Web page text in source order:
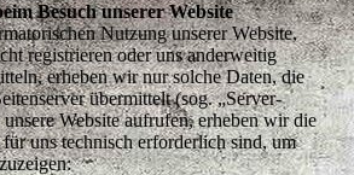
Besuch unserer Website
Nutzung unserer Website,
registrieren oder uns anderweitig
erheben wir nur solche Daten, die
übermittelt (sog. „Server-
Website aufrufen, erheben wir die
uns technisch erforderlich sind, um